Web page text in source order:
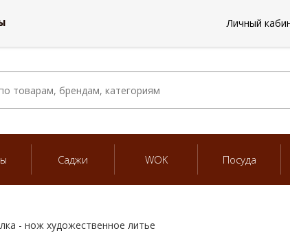
Саджи WOK Посуда
- нож художественное литье
Личный